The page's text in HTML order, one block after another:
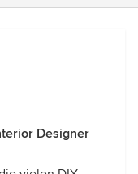
Designer